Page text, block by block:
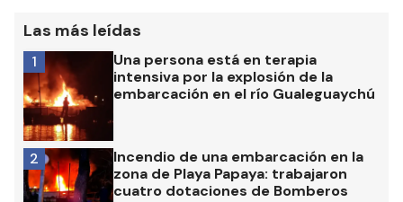
Las más leídas
Una persona está en terapia
intensiva por la explosión de la
embarcación en el río Gualeguaychú
1
Incendio de una embarcación en la
zona de Playa Papaya: trabajaron
cuatro dotaciones de Bomberos
2